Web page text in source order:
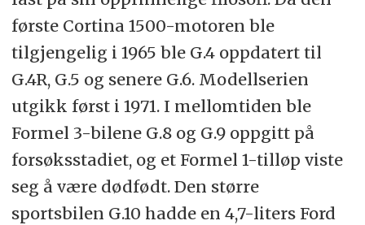
første Cortina 1500-motoren ble
tilgjengelig i 1965 ble G.4 oppdatert til
G.4R, G.5 og senere G.6. Modellserien
utgikk først i 1971. I mellomtiden ble
Formel 3-bilene G.8 og G.9 oppgitt på
forsøksstadiet, og et Formel 1-tilløp viste
seg å være dødfødt. Den større
sportsbilen G.10 hadde en 4,7-liters Ford